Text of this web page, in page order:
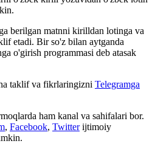
berilgan matnni kirilldan lotinga va
etadi. Bir so'z bilan aytganda
o'girish programmasi deb atasak
taklif va fikrlaringizni Telegramga
ham kanal va sahifalari bor.
, Facebook, Twitter ijtimoiy